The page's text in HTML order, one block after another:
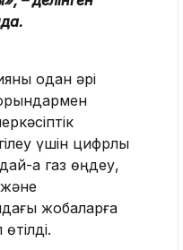
одан әрі
үшін цифрлық
ақ газ өңдеу,
және
жобаларға